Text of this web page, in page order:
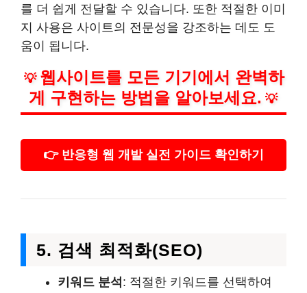
를 더 쉽게 전달할 수 있습니다. 또한 적절한 이미
지 사용은 사이트의 전문성을 강조하는 데도 도
움이 됩니다.
💡 웹사이트를 모든 기기에서 완벽하
게 구현하는 방법을 알아보세요. 💡
👉 반응형 웹 개발 실전 가이드 확인하기
5. 검색 최적화(SEO)
키워드 분석 : 적절한 키워드를 선택하여